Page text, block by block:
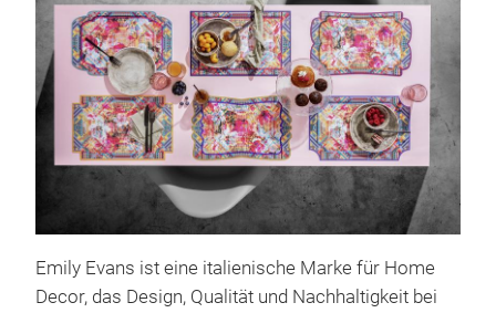
Emily Evans ist eine italienische Marke für Home
Decor, das Design, Qualität und Nachhaltigkeit bei